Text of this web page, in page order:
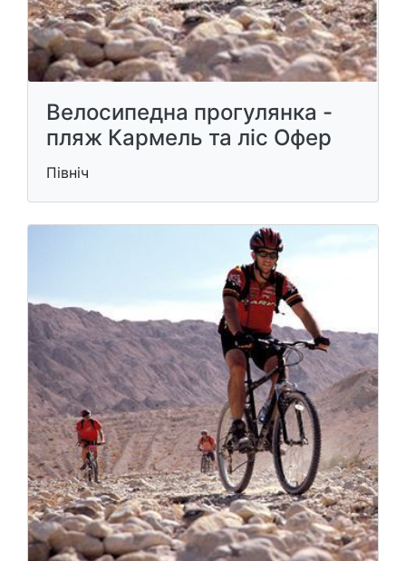
Велосипедна прогулянка -
пляж Кармель та ліс Офер
Північ